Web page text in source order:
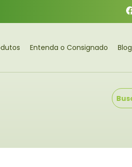
Entenda o Consignado Blog